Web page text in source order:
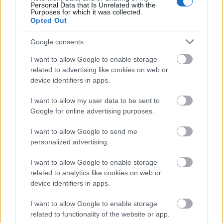
Personal Data that Is Unrelated with the
Purposes for which it was collected.
Opted Out
Google consents
I want to allow Google to enable storage
related to advertising like cookies on web or
device identifiers in apps.
I want to allow my user data to be sent to
Google for online advertising purposes.
I want to allow Google to send me
personalized advertising.
I want to allow Google to enable storage
related to analytics like cookies on web or
device identifiers in apps.
I want to allow Google to enable storage
related to functionality of the website or app.
Ilustracija živopisnog kimčija sa simbolima zdravlja
srca i hranjivim tvarima.
Kliknite ili dodirnite sliku za više informacija i veće
Kimči kao prirodna pomoć za
probavu
Kimči je prirodno sredstvo za poboljšanje probave,
što ga čini odličnim za obroke koji se fokusiraju na
zdravlje probave. Proces fermentacije u kimčiju
potiče rast dobrih probiotika. Ovi probiotici pomažu
u održavanju ravnoteže crijevne flore, što dovodi do
Dodavanje kimčija u vaše obroke može pomoći kod